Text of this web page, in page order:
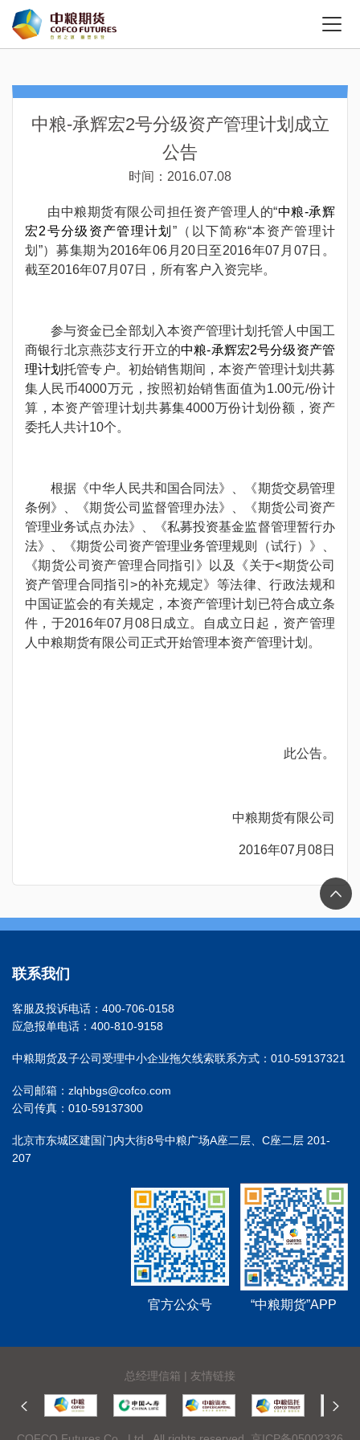
中粮-承辉宏2号分级资产管理计划成立
公告
时间：2016.07.08
由中粮期货有限公司担任资产管理人的“中粮-承辉
宏2号分级资产管理计划 ”（以下简称“本资产管理计
划”）募集期为2016年06月20日至2016年07月07日。
截至2016年07月07日，所有客户入资完毕。
参与资金已全部划入本资产管理计划托管人中国工
商银行北京燕莎支行开立的中粮-承辉宏2号分级资产管
理计划托管专户。初始销售期间，本资产管理计划共募
集人民币4000万元，按照初始销售面值为1.00元/份计
算，本资产管理计划共募集4000万份计划份额，资产
委托人共计10个。
根据《中华人民共和国合同法》、《期货交易管理
条例》、《期货公司监督管理办法》、《期货公司资产
管理业务试点办法》、《私募投资基金监督管理暂行办
法》、《期货公司资产管理业务管理规则（试行）》、
《期货公司资产管理合同指引》以及《关于<期货公司
资产管理合同指引>的补充规定》等法律、行政法规和
中国证监会的有关规定，本资产管理计划已符合成立条
件，于2016年07月08日成立。自成立日起，资产管理
人中粮期货有限公司正式开始管理本资产管理计划。
此公告。
中粮期货有限公司
2016年07月08日
联系我们
客服及投诉电话：400-706-0158
应急报单电话：400-810-9158
中粮期货及子公司受理中小企业拖欠线索联系方式：010-59137321
公司邮箱：zlqhbgs@cofco.com
公司传真：010-59137300
北京市东城区建国门内大街8号中粮广场A座二层、C座二层 201-
207
官方公众号 “中粮期货”APP
总经理信箱 | 友情链接